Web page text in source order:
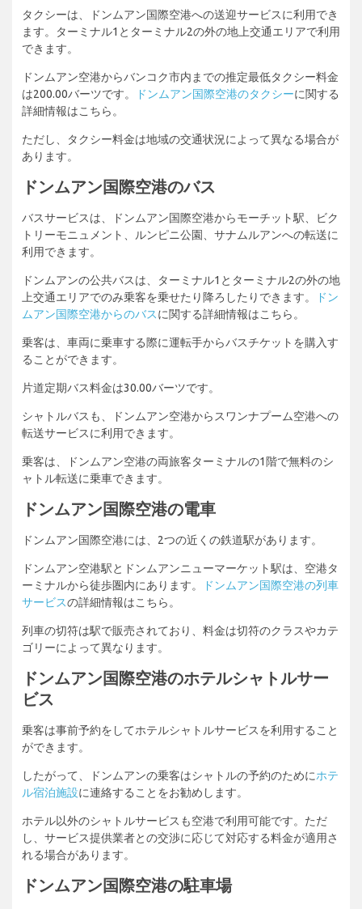
タクシーは、ドンムアン国際空港への送迎サービスに利用でき
ます。ターミナル1とターミナル2の外の地上交通エリアで利用
できます。
ドンムアン空港からバンコク市内までの推定最低タクシー料金
は200.00バーツです。
ドンムアン国際空港のタクシーに関する
詳細情報はこちら。
ただし、タクシー料金は地域の交通状況によって異なる場合が
あります。
ドンムアン国際空港のバス
バスサービスは、ドンムアン国際空港からモーチット駅、ビク
トリーモニュメント、ルンピニ公園、サナムルアンへの転送に
利用できます。
ドンムアンの公共バスは、ターミナル1とターミナル2の外の地
上交通エリアでのみ乗客を乗せたり降ろしたりできます。
ドン
ムアン国際空港からのバスに関する詳細情報はこちら。
乗客は、車両に乗車する際に運転手からバスチケットを購入す
ることができます。
片道定期バス料金は30.00バーツです。
シャトルバスも、ドンムアン空港からスワンナプーム空港への
転送サービスに利用できます。
乗客は、ドンムアン空港の両旅客ターミナルの1階で無料のシ
ャトル転送に乗車できます。
ドンムアン国際空港の電車
ドンムアン国際空港には、2つの近くの鉄道駅があります。
ドンムアン空港駅とドンムアンニューマーケット駅は、空港タ
ーミナルから徒歩圏内にあります。
ドンムアン国際空港の列車
サービスの詳細情報はこちら。
列車の切符は駅で販売されており、料金は切符のクラスやカテ
ゴリーによって異なります。
ドンムアン国際空港のホテルシャトルサー
ビス
乗客は事前予約をしてホテルシャトルサービスを利用すること
ができます。
したがって、ドンムアンの乗客はシャトルの予約のためにホテ
ル宿泊施設に連絡することをお勧めします。
ホテル以外のシャトルサービスも空港で利用可能です。ただ
し、サービス提供業者との交渉に応じて対応する料金が適用さ
れる場合があります。
ドンムアン国際空港の駐車場